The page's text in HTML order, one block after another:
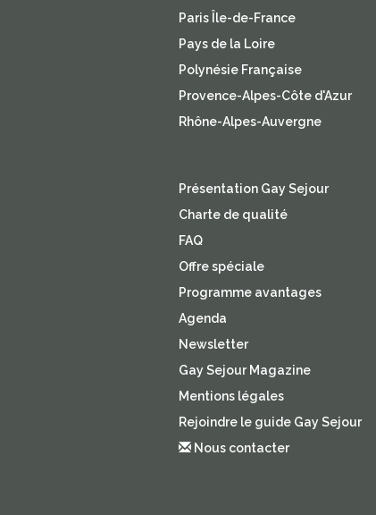
Paris Île-de-France
Pays de la Loire
Polynésie Française
Provence-Alpes-Côte d'Azur
Rhône-Alpes-Auvergne
Présentation Gay Sejour
Charte de qualité
FAQ
Offre spéciale
Programme avantages
Agenda
Newsletter
Gay Sejour Magazine
Mentions légales
Rejoindre le guide Gay Sejour
Nous contacter